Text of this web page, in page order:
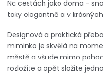
Na cestách jako doma -
taky elegantně a v
Designová a praktická
miminko je skvělá na
městě a všude mimo
rozložíte a opět složíte